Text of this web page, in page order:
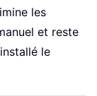
les
et reste
le